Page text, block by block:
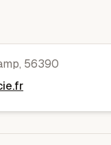
, 56390